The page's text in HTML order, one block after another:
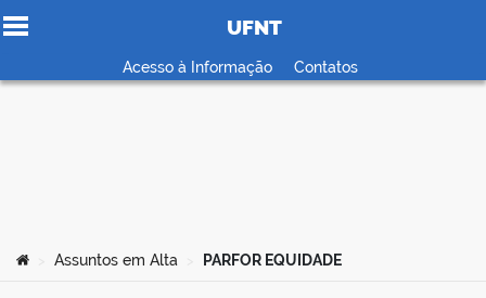
Ir para o conteúdo
UFNT
Acesso à Informação Contatos
Você está aqui:
Assuntos em Alta PARFOR EQUIDADE